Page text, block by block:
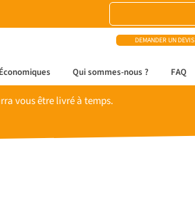
DEMANDER UN DEVIS
Qui sommes-nous ? FAQ
vous être livré à temps.